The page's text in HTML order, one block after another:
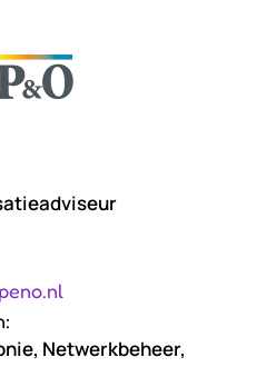
Netwerkbeheer,